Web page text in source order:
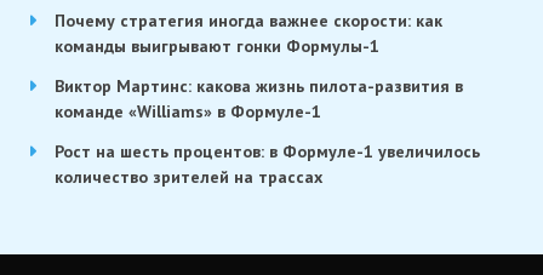
Почему стратегия иногда важнее скорости: как
команды выигрывают гонки Формулы-1
Виктор Мартинс: какова жизнь пилота-развития в
команде «Williams» в Формуле-1
Рост на шесть процентов: в Формуле-1 увеличилось
количество зрителей на трассах